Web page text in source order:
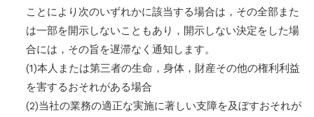
ことにより次のいずれかに該当する場合は，その全部また
は一部を開示しないこともあり，開示しない決定をした場
合には，その旨を遅滞なく通知します。
(1)本人または第三者の生命，身体，財産その他の権利利益
を害するおそれがある場合
(2)当社の業務の適正な実施に著しい支障を及ぼすおそれが